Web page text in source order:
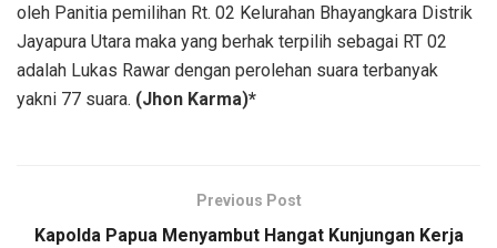
oleh Panitia pemilihan Rt. 02 Kelurahan Bhayangkara Distrik
Jayapura Utara maka yang berhak terpilih sebagai RT 02
adalah Lukas Rawar dengan perolehan suara terbanyak
yakni 77 suara. (Jhon Karma)*
Previous Post
Kapolda Papua Menyambut Hangat Kunjungan Kerja